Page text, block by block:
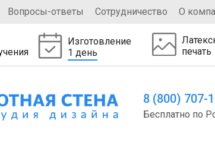
Вопросы-ответы Сотрудничество О
Изготовление
1 день
печать
8 (800) 707-
Бесплатно по